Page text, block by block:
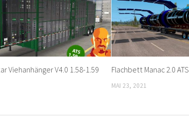
Viehanhänger V4.0 1.58-1.59
Flachbett Manac 2.0 ATS
MAI 23, 2021